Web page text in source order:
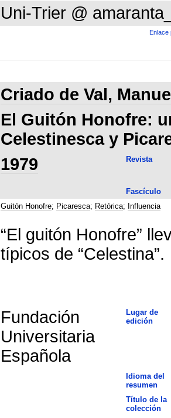
Uni-Trier @
Enlace
Criado de Val,
El Guitón Honofre:
Celestinesca y
1979 Revista
Fascículo
Guitón Honofre; Picaresca; Retórica; Influencia
“El guitón Honofre”
típicos de “Celestina”.
Fundación
Universitaria
Española
Lugar de
edición
Idioma del
resumen
Título de la
colección